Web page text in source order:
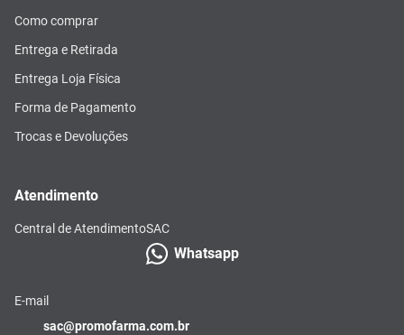
Como comprar
Entrega e Retirada
Entrega Loja Física
Forma de Pagamento
Trocas e Devoluções
Atendimento
Central de AtendimentoSAC
Whatsapp
E-mail
sac@promofarma.com.br